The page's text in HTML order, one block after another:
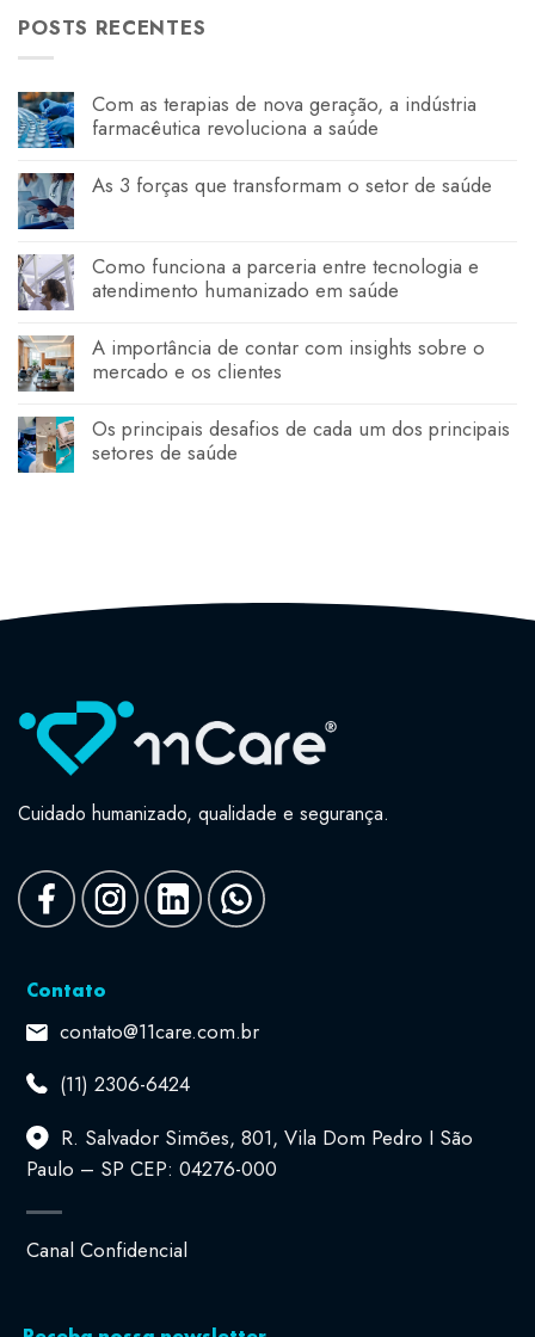
POSTS RECENTES
Com as terapias de nova geração, a indústria
farmacêutica revoluciona a saúde
As 3 forças que transformam o setor de saúde
Como funciona a parceria entre tecnologia e
atendimento humanizado em saúde
A importância de contar com insights sobre o
mercado e os clientes
Os principais desafios de cada um dos principais
setores de saúde
Cuidado humanizado, qualidade e segurança.
Contato
contato@11care.com.br
(11) 2306-6424
R. Salvador Simões, 801, Vila Dom Pedro I São
Paulo – SP CEP: 04276-000
Canal Confidencial